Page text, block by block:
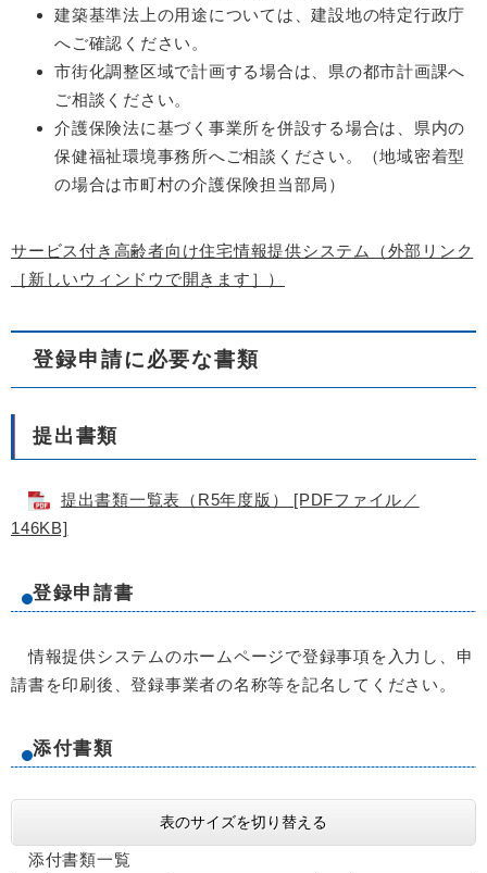
建築基準法上の用途については、建設地の特定行政庁
へご確認ください。
市街化調整区域で計画する場合は、県の都市計画課へ
ご相談ください。
介護保険法に基づく事業所を併設する場合は、県内の
保健福祉環境事務所へご相談ください。（地域密着型
の場合は市町村の介護保険担当部局）
サービス付き高齢者向け住宅情報提供システム（外部リンク
［新しいウィンドウで開きます］）
登録申請に必要な書類
提出書類
提出書類一覧表（R5年度版） [PDFファイル／
146KB]
登録申請書
情報提供システムのホームページで登録事項を入力し、申
請書を印刷後、登録事業者の名称等を記名してください。
添付書類
表のサイズを切り替える
添付書類一覧